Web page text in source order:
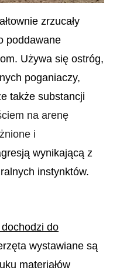
zrzucały
poddawane
Używa się ostróg,
poganiaczy,
także substancji
na arenę
i
wynikającą z
instynktów.
do
wystawiane są
materiałów